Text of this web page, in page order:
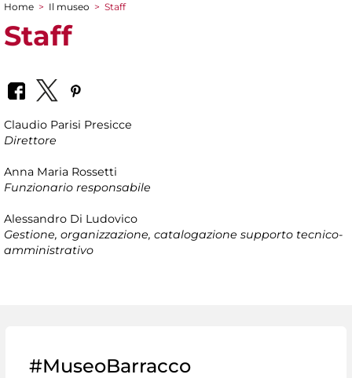
Tu sei qui
Home > Il museo > Staff
Staff
Claudio Parisi Presicce
Direttore
Anna Maria Rossetti
Funzionario responsabile
Alessandro Di Ludovico
Gestione, organizzazione, catalogazione supporto tecnico-
amministrativo
#MuseoBarracco